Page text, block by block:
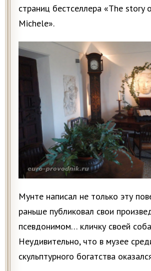
страниц бестселлера «The story
Michele».
Мунте написал не только эту
раньше публиковал свои
псевдонимом… кличку своей
Неудивительно, что в музее
скульптурного богатства